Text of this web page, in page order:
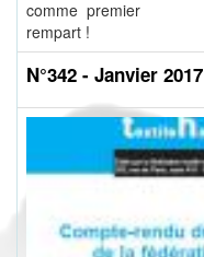
comme premier
rempart !
N°342 - Janvier 2017